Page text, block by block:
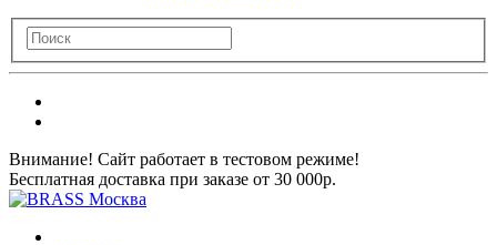
Внимание! Сайт работает в тестовом режиме!
Бесплатная доставка при заказе от 30 000р.